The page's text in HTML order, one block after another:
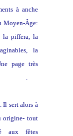
à anche
Moyen-Âge:
la piffera, la
la
page très
Il sert alors à
origine- tout
aux fêtes